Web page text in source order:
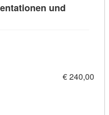
und
English -
€ 240,00